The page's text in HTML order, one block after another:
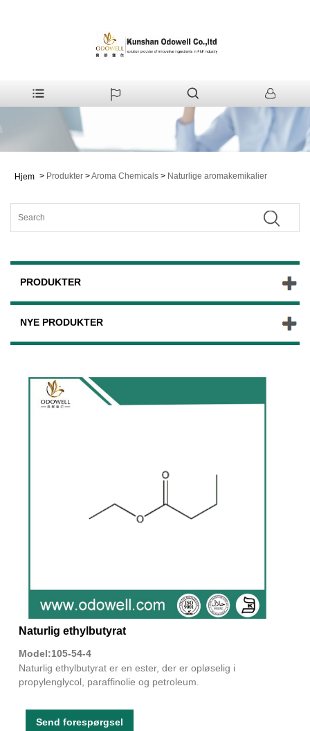
Hjem > Produkter >Aroma Chemicals > Naturlige aromakemikalier
PRODUKTER
NYE PRODUKTER
Naturlig ethylbutyrat
Model:105-54-4
Naturlig ethylbutyrat er en ester, der er opløselig i
propylenglycol, paraffinolie og petroleum.
Send forespørgsel